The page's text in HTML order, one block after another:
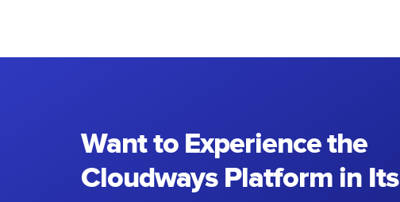
Want to Experience the
Cloudways Platform in Its